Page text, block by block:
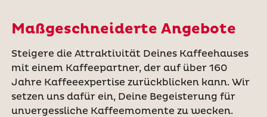
Maßgeschneiderte Angebote
Steigere die Attraktivität Deines Kaffeehauses
mit einem Kaffeepartner, der auf über 160
Jahre Kaffeeexpertise zurückblicken kann. Wir
setzen uns dafür ein, Deine Begeisterung für
unvergessliche Kaffeemomente zu wecken.